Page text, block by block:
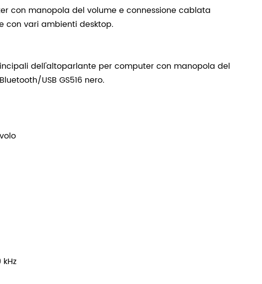
con manopola del volume e connessione cablata
con vari ambienti desktop.
dell'altoparlante per computer con manopola del
USB GS516 nero.